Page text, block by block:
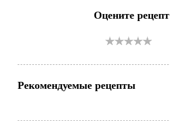
Оцените рецепт
Рекомендуемые рецепты